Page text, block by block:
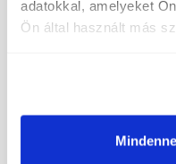
adatokkal, amelyeket
Ön által használt más
Megengedett össztömeg: